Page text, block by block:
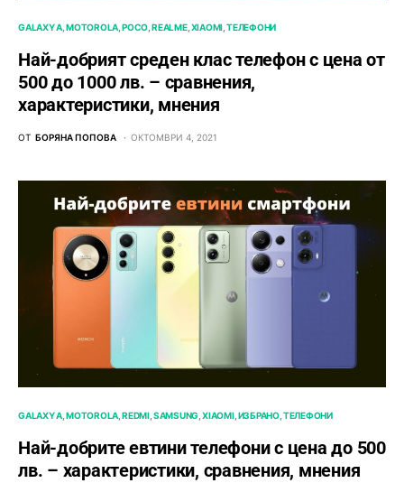
GALAXY A MOTOROLA POCO REALME XIAOMI ТЕЛЕФОНИ
Най-добрият среден клас телефон с цена от
500 до 1000 лв. – сравнения,
характеристики, мнения
ОТ БОРЯНА ПОПОВА ОКТОМВРИ 4, 2021
GALAXY A MOTOROLA REDMI SAMSUNG XIAOMI ИЗБРАНО ТЕЛЕФОНИ
Най-добрите евтини телефони с ценa до 500
лв. – характeристики, сравнения, мнения